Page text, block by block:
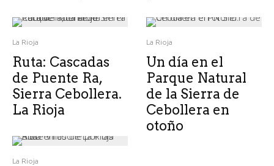
La Rioja
Ruta: Cascadas
de Puente Ra,
Sierra Cebollera.
La Rioja
La Rioja
La Rioja
Un día en el
Parque Natural
de la Sierra de
Cebollera en
otoño